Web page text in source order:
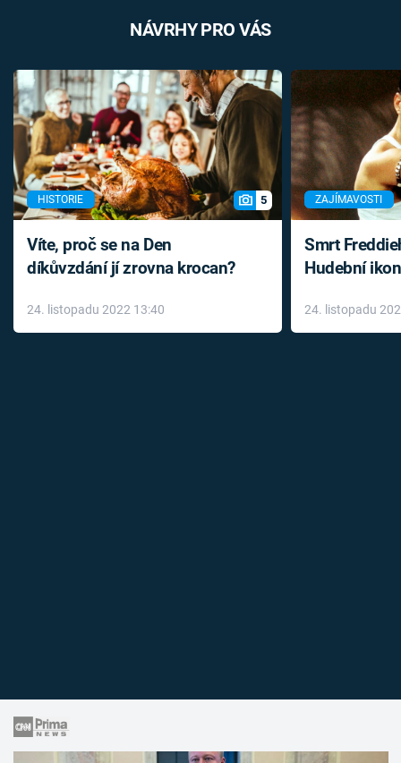
NÁVRHY PRO VÁS
HISTORIE 5
Víte, proč se na Den
díkůvzdání jí zrovna krocan?
24. listopadu 2022 13:40
ZAJÍMAVOSTI
Smrt
Hudební
léky
24. listopadu